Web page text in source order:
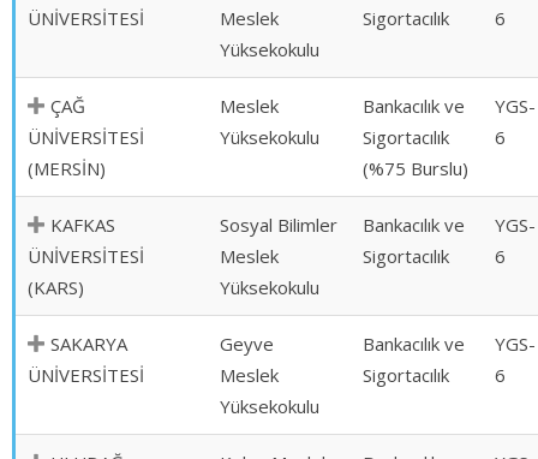
ÜNİVERSİTESİ
Meslek
Yüksekokulu
Sigortacılık
6
ÇAĞ
ÜNİVERSİTESİ
(MERSİN)
Meslek
Yüksekokulu
Bankacılık ve
Sigortacılık
(%75 Burslu)
YGS-
6
KAFKAS
ÜNİVERSİTESİ
(KARS)
Sosyal Bilimler
Meslek
Yüksekokulu
Bankacılık ve
Sigortacılık
YGS-
6
SAKARYA
ÜNİVERSİTESİ
Geyve
Meslek
Yüksekokulu
Bankacılık ve
Sigortacılık
YGS-
6